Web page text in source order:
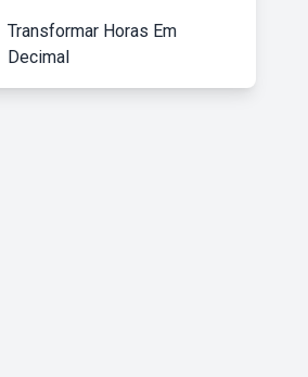
Transformar Horas Em
Decimal